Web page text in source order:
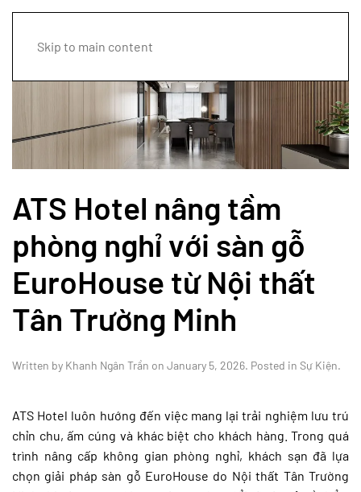
Skip to main content
ATS Hotel nâng tầm
phòng nghỉ với sàn gỗ
EuroHouse từ Nội thất
Tân Trường Minh
Written by Khanh Ngân Trần on January 5, 2026. Posted in Sự Kiện.
ATS Hotel luôn hướng đến việc mang lại trải nghiệm lưu trú
chỉn chu, ấm cúng và khác biệt cho khách hàng. Trong quá
trình nâng cấp không gian phòng nghỉ, khách sạn đã lựa
chọn giải pháp sàn gỗ EuroHouse do Nội thất Tân Trường